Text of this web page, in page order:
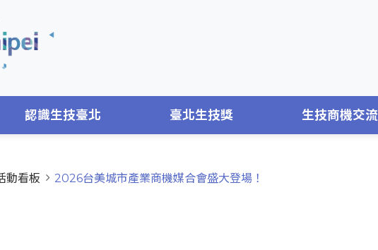
認識生技臺北 臺北生技獎 生技商機交流
動看板 2026台美城市產業商機媒合會盛大登場！